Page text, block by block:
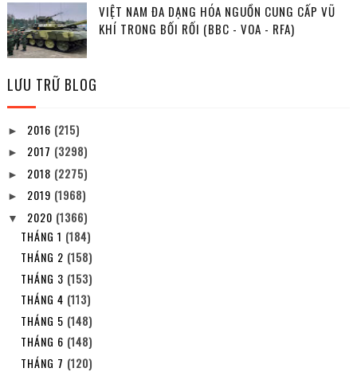
VIỆT NAM ĐA DẠNG HÓA NGUỒN CUNG CẤP VŨ
KHÍ TRONG BỐI RỐI (BBC - VOA - RFA)
LƯU TRỮ BLOG
► 2016 (215)
► 2017 (3298)
► 2018 (2275)
► 2019 (1968)
▼ 2020 (1366)
THÁNG 1 (184)
THÁNG 2 (158)
THÁNG 3 (153)
THÁNG 4 (113)
THÁNG 5 (148)
THÁNG 6 (148)
THÁNG 7 (120)